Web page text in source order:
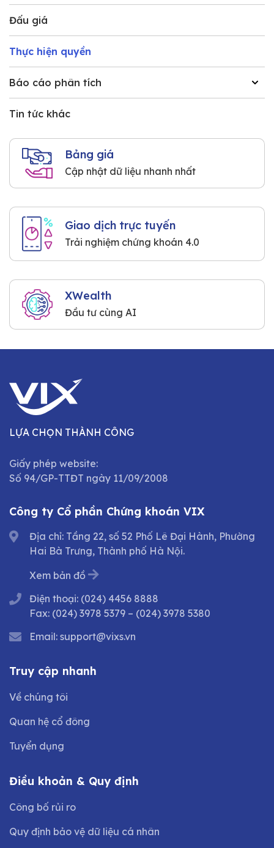
Đấu giá
Thực hiện quyền
Báo cáo phân tích
Tin tức khác
Bảng giá
Cập nhật dữ liệu nhanh nhất
Giao dịch trực tuyến
Trải nghiệm chứng khoán 4.0
XWealth
Đầu tư cùng AI
LỰA CHỌN THÀNH CÔNG
Giấy phép website:
Số 94/GP-TTĐT ngày 11/09/2008
Công ty Cổ phần Chứng khoán VIX
Địa chỉ: Tầng 22, số 52 Phố Lê Đại Hành, Phường
Hai Bà Trưng, Thành phố Hà Nội.
Xem bản đồ
Điện thoại: (024) 4456 8888
Fax: (024) 3978 5379 – (024) 3978 5380
Email: support@vixs.vn
Truy cập nhanh
Về chúng tôi
Quan hệ cổ đông
Tuyển dụng
Điều khoản & Quy định
Công bố rủi ro
Quy định bảo vệ dữ liệu cá nhân